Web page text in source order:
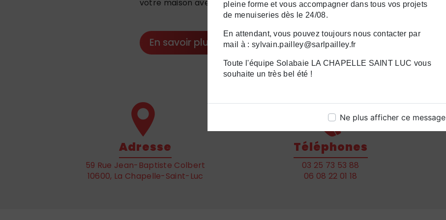
pleine forme et vous accompagner dans tous vos projets
de menuiseries dès le 24/08.
En attendant, vous pouvez toujours nous contacter par
mail à : sylvain.pailley@sarlpailley.fr
Toute l'équipe Solabaie LA CHAPELLE SAINT LUC vous
souhaite un très bel été !
Ne plus afficher ce message
votre maison avec des volets battants sur mesure.
En savoir plus Contactez-nous
Adresse
59 Rue Jean-Baptiste Colbert
10600, La Chapelle-Saint-Luc
Téléphones
03 25 73 53 88
06 08 22 01 18